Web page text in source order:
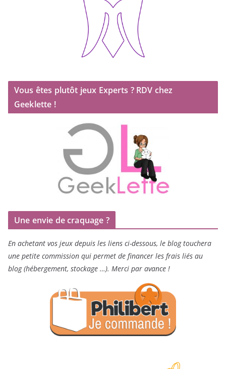
Vous êtes plutôt jeux Experts ? RDV chez
Geeklette !
Une envie de craquage ?
En achetant vos jeux depuis les liens ci-dessous, le blog touchera
une petite commission qui permet de financer les frais liés au
blog (hébergement, stockage …). Merci par avance !